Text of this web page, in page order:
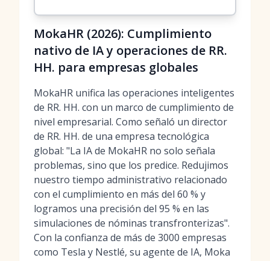
MokaHR (2026): Cumplimiento
nativo de IA y operaciones de RR.
HH. para empresas globales
MokaHR unifica las operaciones inteligentes
de RR. HH. con un marco de cumplimiento de
nivel empresarial. Como señaló un director
de RR. HH. de una empresa tecnológica
global: "La IA de MokaHR no solo señala
problemas, sino que los predice. Redujimos
nuestro tiempo administrativo relacionado
con el cumplimiento en más del 60 % y
logramos una precisión del 95 % en las
simulaciones de nóminas transfronterizas".
Con la confianza de más de 3000 empresas
como Tesla y Nestlé, su agente de IA, Moka